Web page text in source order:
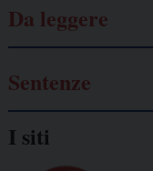
Da leggere
Sentenze
I siti